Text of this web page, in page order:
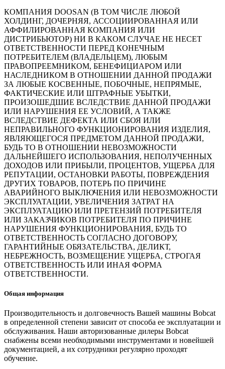
КОМПАНИЯ DOOSAN (В ТОМ ЧИСЛЕ ЛЮБОЙ
ХОЛДИНГ, ДОЧЕРНЯЯ, АССОЦИИРОВАННАЯ ИЛИ
АФФИЛИРОВАННАЯ КОМПАНИЯ ИЛИ
ДИСТРИБЬЮТОР) НИ В КАКОМ СЛУЧАЕ НЕ НЕСЕТ
ОТВЕТСТВЕННОСТИ ПЕРЕД КОНЕЧНЫМ
ПОТРЕБИТЕЛЕМ (ВЛАДЕЛЬЦЕМ), ЛЮБЫМ
ПРАВОПРЕЕМНИКОМ, БЕНЕФИЦИАРОМ ИЛИ
НАСЛЕДНИКОМ В ОТНОШЕНИИ ДАННОЙ ПРОДАЖИ
ЗА ЛЮБЫЕ КОСВЕННЫЕ, ПОБОЧНЫЕ, НЕПРЯМЫЕ,
ФАКТИЧЕСКИЕ ИЛИ ШТРАФНЫЕ УБЫТКИ,
ПРОИЗОШЕДШИЕ ВСЛЕДСТВИЕ ДАННОЙ ПРОДАЖИ
ИЛИ НАРУШЕНИЯ ЕЕ УСЛОВИЙ, А ТАКЖЕ
ВСЛЕДСТВИЕ ДЕФЕКТА ИЛИ СБОЯ ИЛИ
НЕПРАВИЛЬНОГО ФУНКЦИОНИРОВАНИЯ ИЗДЕЛИЯ,
ЯВЛЯЮЩЕГОСЯ ПРЕДМЕТОМ ДАННОЙ ПРОДАЖИ,
БУДЬ ТО В ОТНОШЕНИИ НЕВОЗМОЖНОСТИ
ДАЛЬНЕЙШЕГО ИСПОЛЬЗОВАНИЯ, НЕПОЛУЧЕННЫХ
ДОХОДОВ ИЛИ ПРИБЫЛИ, ПРОЦЕНТОВ, УЩЕРБА ДЛЯ
РЕПУТАЦИИ, ОСТАНОВКИ РАБОТЫ, ПОВРЕЖДЕНИЯ
ДРУГИХ ТОВАРОВ, ПОТЕРЬ ПО ПРИЧИНЕ
АВАРИЙНОГО ВЫКЛЮЧЕНИЯ ИЛИ НЕВОЗМОЖНОСТИ
ЭКСПЛУАТАЦИИ, УВЕЛИЧЕНИЯ ЗАТРАТ НА
ЭКСПЛУАТАЦИЮ ИЛИ ПРЕТЕНЗИЙ ПОТРЕБИТЕЛЯ
ИЛИ ЗАКАЗЧИКОВ ПОТРЕБИТЕЛЯ ПО ПРИЧИНЕ
НАРУШЕНИЯ ФУНКЦИОНИРОВАНИЯ, БУДЬ ТО
ОТВЕТСТВЕННОСТЬ СОГЛАСНО ДОГОВОРУ,
ГАРАНТИЙНЫЕ ОБЯЗАТЕЛЬСТВА, ДЕЛИКТ,
НЕБРЕЖНОСТЬ, ВОЗМЕЩЕНИЕ УЩЕРБА, СТРОГАЯ
ОТВЕТСТВЕННОСТЬ ИЛИ ИНАЯ ФОРМА
ОТВЕТСТВЕННОСТИ.
Общая информация
Производительность и долговечность Вашей машины Bobcat
в определенной степени зависит от способа ее эксплуатации и
обслуживания. Наши авторизованные дилеры Bobcat
снабжены всеми необходимыми инструментами и новейшей
документацией, а их сотрудники регулярно проходят
обучение.